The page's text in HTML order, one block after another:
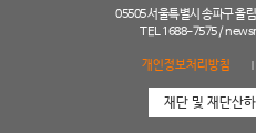
05505 서울특별시 송파구 올
TEL 1688-7575 /
개인정보처리방침